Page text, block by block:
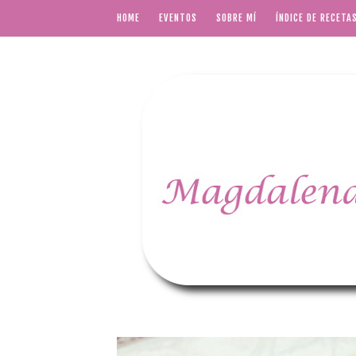
HOME EVENTOS SOBRE MÍ ÍNDICE DE